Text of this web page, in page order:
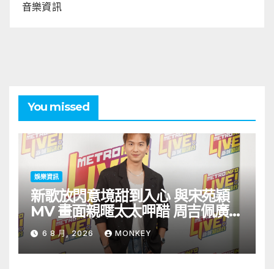
音樂資訊
You missed
娛樂資訊
新歌放閃意境甜到入心 與宋苑穎
MV 畫面親暱太太呷醋 周吉佩廣州
一日三場熱血 Busking
6 8 月, 2026 MONKEY